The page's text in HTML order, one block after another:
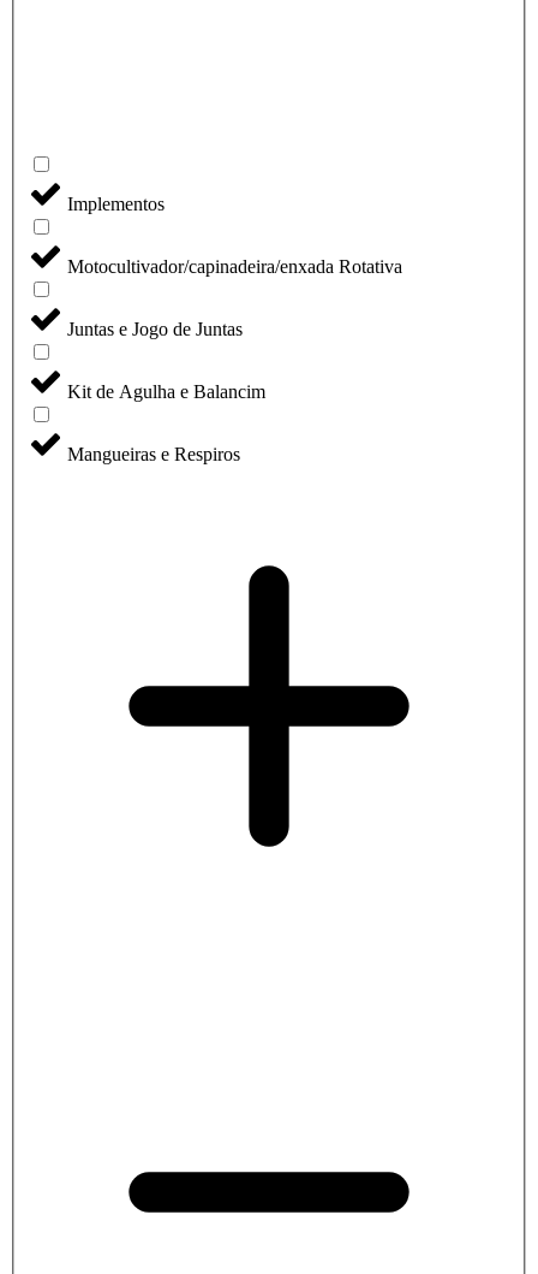
Implementos
Motocultivador/capinadeira/enxada Rotativa
Juntas e Jogo de Juntas
Kit de Agulha e Balancim
Mangueiras e Respiros